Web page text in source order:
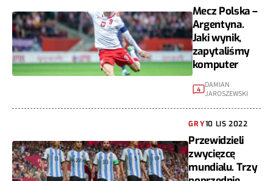
Mecz Polska –
Argentyna.
Jaki wynik,
zapytaliśmy
komputer
4 DAMIAN
JAROSZEWSKI
GRY10 LIS 2022
Przewidzieli
zwycięzcę
mundialu. Trzy